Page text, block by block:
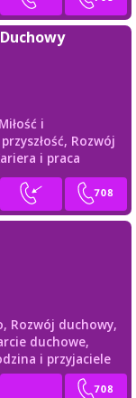
Miłość i
Rozwój
i praca
Rozwój duchowy,
duchowe,
i przyjaciele